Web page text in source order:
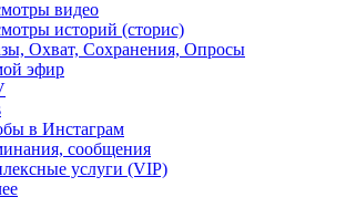
видео
историй (сторис)
Охват, Сохранения, Опросы
эфир
в Инстаграм
сообщения
услуги (VIP)